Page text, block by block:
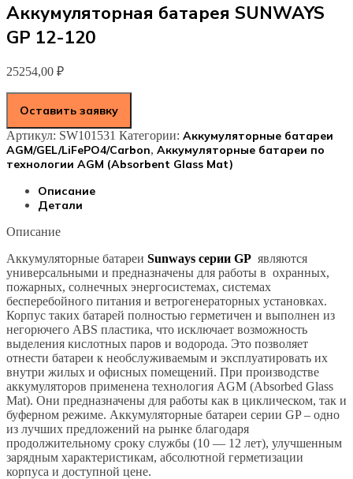
Аккумуляторная батарея SUNWAYS
GP 12-120
25254,00 ₽
Оставить заявку
Артикул: SW101531 Категории: Аккумуляторные батареи
AGM/GEL/LiFePO4/Carbon, Аккумуляторные батареи по
технологии AGM (Absorbent Glass Mat)
Описание
Детали
Описание
Аккумуляторные батареи Sunways серии GP являются
универсальными и предназначены для работы в охранных,
пожарных, солнечных энергосистемах, системах
бесперебойного питания и ветрогенераторных установках.
Корпус таких батарей полностью герметичен и выполнен из
негорючего ABS пластика, что исключает возможность
выделения кислотных паров и водорода. Это позволяет
отнести батареи к необслуживаемым и эксплуатировать их
внутри жилых и офисных помещений. При производстве
аккумуляторов применена технология AGM (Absorbed Glass
Mat). Они предназначены для работы как в циклическом, так и
буферном режиме. Аккумуляторные батареи серии GP – одно
из лучших предложений на рынке благодаря
продолжительному сроку службы (10 — 12 лет), улучшенным
зарядным характеристикам, абсолютной герметизации
корпуса и доступной цене.